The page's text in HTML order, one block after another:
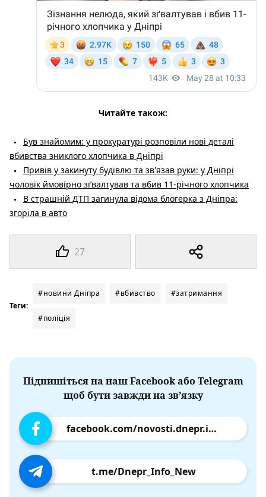
27
Читайте також:
Був знайомим: у прокуратурі розповіли нові деталі
вбивства зниклого хлопчика в Дніпрі
Привів у закинуту будівлю та зв'язав руки: у Дніпрі
чоловік ймовірно зґвалтував та вбив 11-річного хлопчика
В страшній ДТП загинула відома блогерка з Дніпра:
згоріла в авто
Теги:
#новини Дніпра #вбивство #затримання
#поліція
Підпишіться на наш Facebook або Telegram
щоб бути завжди на зв’язку
facebook.com/novosti.dnepr.info
t.me/Dnepr_Info_New